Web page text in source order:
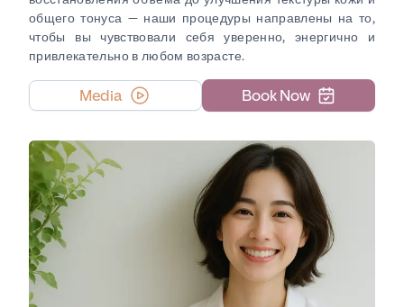
общего тонуса — наши процедуры направлены на то,
чтобы вы чувствовали себя уверенно, энергично и
привлекательно в любом возрасте.
Book Now
Media